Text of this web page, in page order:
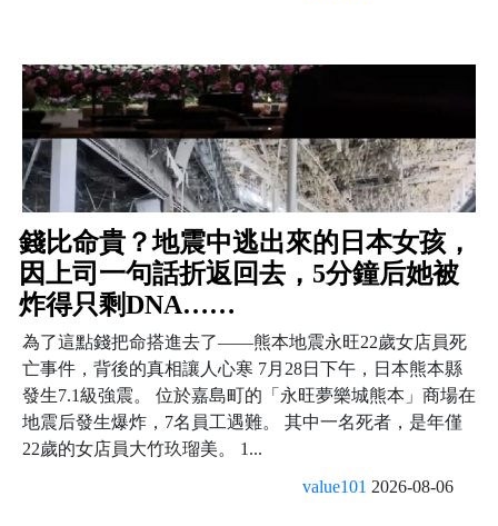
錢比命貴？地震中逃出來的日本女孩，
因上司一句話折返回去，5分鐘后她被
炸得只剩DNA……
為了這點錢把命搭進去了——熊本地震永旺22歲女店員死
亡事件，背後的真相讓人心寒 7月28日下午，日本熊本縣
發生7.1級強震。 位於嘉島町的「永旺夢樂城熊本」商場在
地震后發生爆炸，7名員工遇難。 其中一名死者，是年僅
22歲的女店員大竹玖瑠美。 1...
value101 2026-08-06